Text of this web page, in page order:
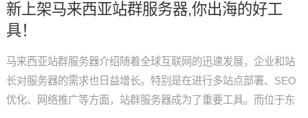
新上架马来西亚站群服务器,你出海的好工
具！
马来西亚站群服务器介绍随着全球互联网的迅速发展，企业和站
长对服务器的需求也日益增长。特别是在进行多站点部署、SEO
优化、网络推广等方面，站群服务器成为了重要工具。而位于东